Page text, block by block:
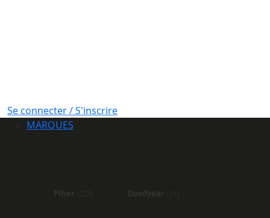
Se connecter / S'inscrire
MARQUES
Piher Goodyear